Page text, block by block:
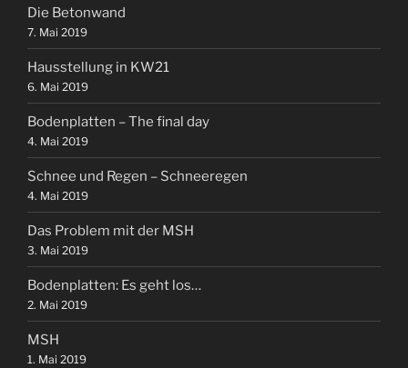
Die Betonwand
7. Mai 2019
Hausstellung in KW21
6. Mai 2019
Bodenplatten – The final day
4. Mai 2019
Schnee und Regen – Schneeregen
4. Mai 2019
Das Problem mit der MSH
3. Mai 2019
Bodenplatten: Es geht los…
2. Mai 2019
MSH
1. Mai 2019